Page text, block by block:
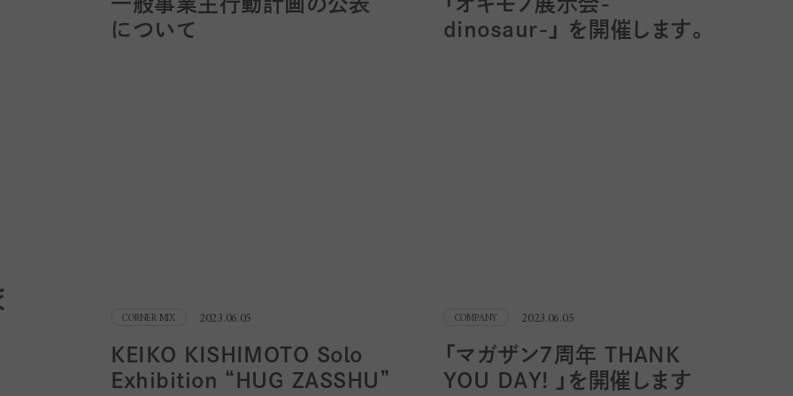
について
dinosaur-」 を開催します。
CORNER MIX 2023.06.05
KEIKO KISHIMOTO Solo
Exhibition “HUG ZASSHU”
COMPANY 2023.06.05
「マガザン7周年 THANK
YOU DAY! 」を開催します